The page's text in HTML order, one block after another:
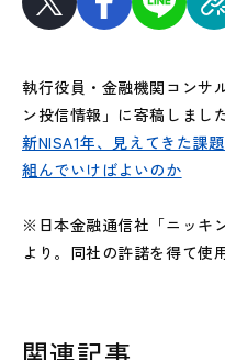
執行役員・金融機関コンサ
ン投信情報」に寄稿しました
新NISA1年、見えてきた課
組んでいけばよいのか
※日本金融通信社「ニッキ
より。同社の許諾を得て使用